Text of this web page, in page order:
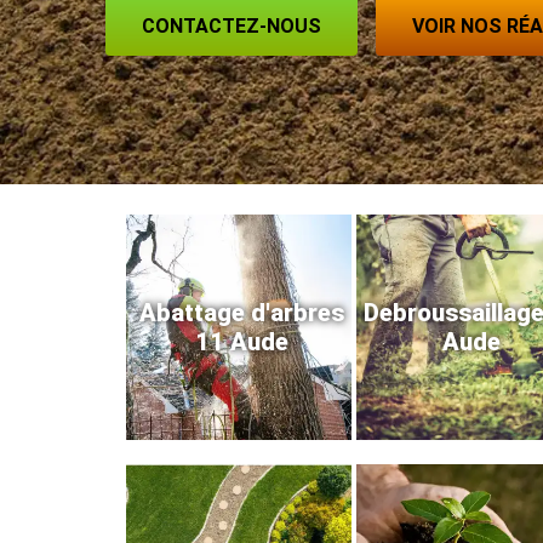
CONTACTEZ-NOUS VOIR NOS
Abattage d'arbres
11 Aude
Aude